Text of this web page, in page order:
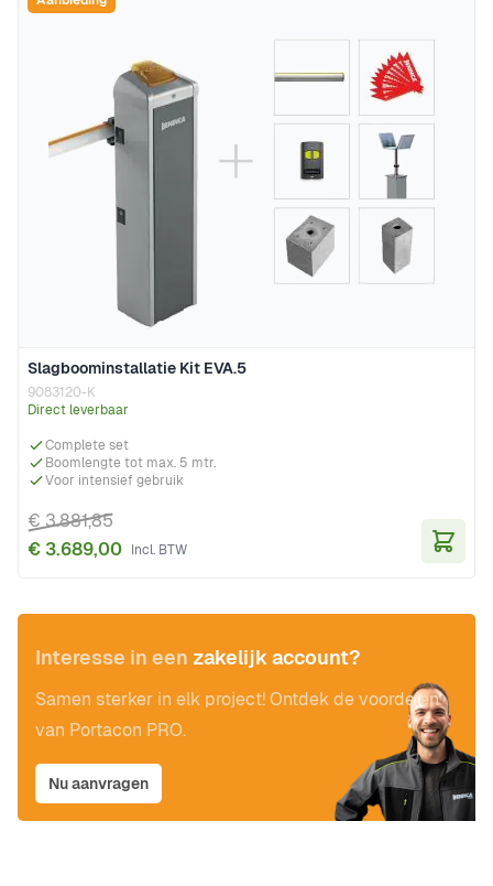
Slagboominstallatie Kit EVA.5
9083120-K
Direct leverbaar
Complete set
Boomlengte tot max. 5 mtr.
Voor intensief gebruik
€ 3.689,00
€ 3.881,85
Interesse in een zakelijk account?
Samen sterker in elk project! Ontdek de voordelen
van Portacon PRO.
Nu aanvragen